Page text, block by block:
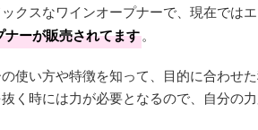
クスなワインオープナーで、現在では
ーが販売されてます。
使い方や特徴を知って、目的に合わせ
く時には力が必要となるので、自分の